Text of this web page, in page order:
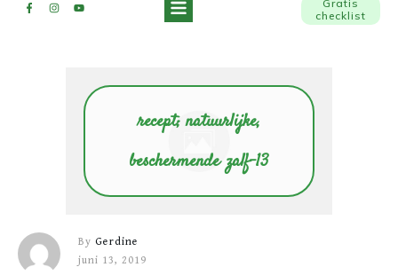
Gratis
checklist
recept; natuurlijke,
beschermende zalf-13
By Gerdine
juni 13, 2019